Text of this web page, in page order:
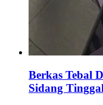
Berkas Tebal
Sidang